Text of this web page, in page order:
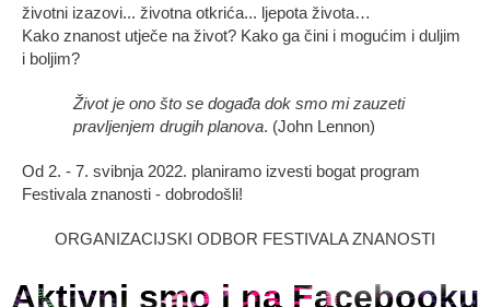
životni izazovi... životna otkrića... ljepota života…
Kako znanost utječe na život? Kako ga čini i mogućim i duljim
i boljim?
Život je ono što se događa dok smo mi zauzeti
pravljenjem drugih planova. (John Lennon)
Od 2. - 7. svibnja 2022. planiramo izvesti bogat program
Festivala znanosti - dobrodošli!
ORGANIZACIJSKI ODBOR FESTIVALA ZNANOSTI
Aktivni smo i na Facebooku